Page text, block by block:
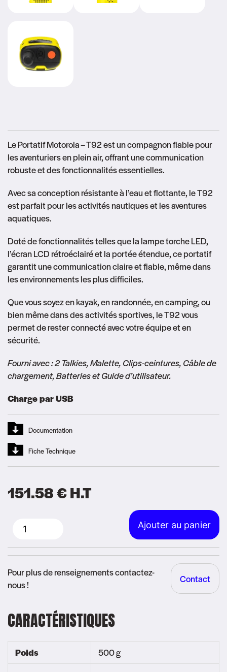
Le Portatif Motorola – T92 est un compagnon fiable pour
les aventuriers en plein air, offrant une communication
robuste et des fonctionnalités essentielles.
Avec sa conception résistante à l’eau et flottante, le T92
est parfait pour les activités nautiques et les aventures
aquatiques.
Doté de fonctionnalités telles que la lampe torche LED,
l’écran LCD rétroéclairé et la portée étendue, ce portatif
garantit une communication claire et fiable, même dans
les environnements les plus difficiles.
Que vous soyez en kayak, en randonnée, en camping, ou
bien même dans des activités sportives, le T92 vous
permet de rester connecté avec votre équipe et en
sécurité.
Fourni avec : 2 Talkies, Malette, Clips-ceintures, Câble de
chargement, Batteries et Guide d’utilisateur.
Charge par USB
Documentation
Fiche Technique
151.58€H.T
quantité
de
Portatif
Motorola
Ajouter au panier
Pour plus de renseignements contactez-
nous !
Contact
CARACTÉRISTIQUES
Poids
500 g